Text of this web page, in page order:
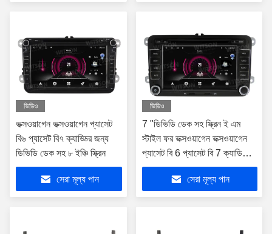
ভিডিও
ভক্সওয়াগেন ভক্সওয়াগেন প্যাসেট
বি৬ প্যাসেট বি৭ ক্যাড্ডির জন্য
ডিভিডি ডেক সহ ৮ ইঞ্চি স্ক্রিন
সেরা মূল্য পান
ভিডিও
7 "ডিভিডি ডেক সহ স্ক্রিন ই এম
স্টাইল ফর ভক্সওয়াগেন ভক্সওয়াগেন
প্যাসেট বি 6 প্যাসেট বি 7 ক্যাডি
সাগিটার গলফ 5 গলফ 6 টিগুয়ান টুরান
সেরা মূল্য পান